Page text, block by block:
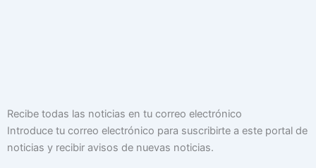
Recibe todas las noticias en tu correo electrónico
Introduce tu correo electrónico para suscribirte a este portal de
noticias y recibir avisos de nuevas noticias.
Dirección
de
electrónico